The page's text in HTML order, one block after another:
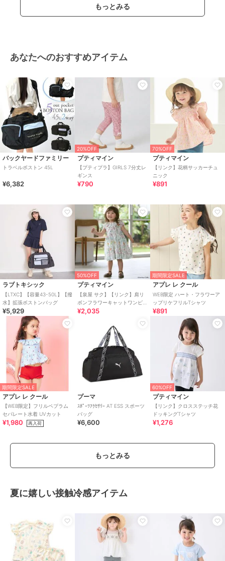
もっとみる
あなたへのおすすめアイテム
バックヤードファミリー
トラベルボストン 45L
¥6,382
20%OFF
プティマイン
【プティプラ】GIRLS 7分丈レ
ギンス
¥790
70%OFF
プティマイン
【リンク】花柄サッカーチュ
ニック
¥891
ラブトキシック
【LTXC】【容量43-50L】【撥
水】拡張ボストンバッグ
¥5,929
50%OFF
プティマイン
【泉屋 サク】【リンク】肩リ
ボンフラワーキャットワンピ
ース
¥2,035
期間限定SALE
アプレ レ クール
WEB限定 ハート・フラワーア
ップリケフリルTシャツ
¥891
期間限定SALE
アプレ レ クール
【WEB限定】フリルペプラム
セパレート水着 UVカット
¥1,980 再入荷
プーマ
ｽﾎﾟｰﾂｱｸｾｻﾘｰ AT ESS スポーツ
バッグ
¥6,600
60%OFF
プティマイン
【リンク】クロスステッチ花
ドッキングTシャツ
¥1,276
もっとみる
夏に嬉しい接触冷感アイテム